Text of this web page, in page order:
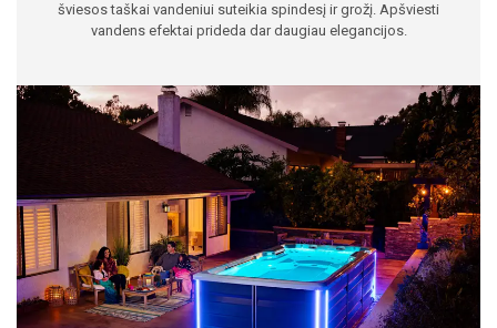
šviesos taškai vandeniui suteikia spindesį ir grožį. Apšviesti
vandens efektai prideda dar daugiau elegancijos.